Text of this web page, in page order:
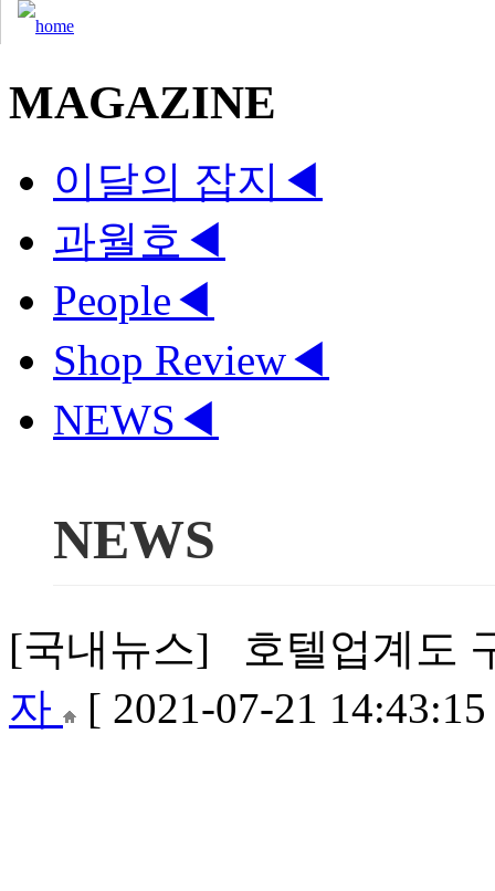
MAGAZINE
이달의 잡지 ◀
과월호 ◀
People◀
Shop Review◀
NEWS ◀
NEWS
[국내뉴스] 호텔업계도
자
[ 2021-07-21